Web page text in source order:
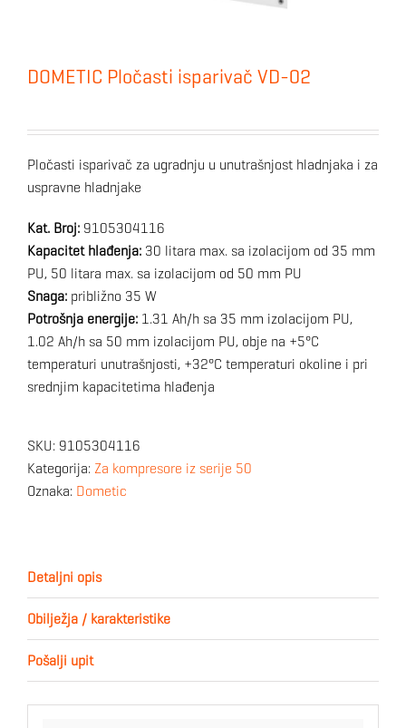
DOMETIC Pločasti isparivač VD-02
Pločasti isparivač za ugradnju u unutrašnjost hladnjaka i za
uspravne hladnjake
Kat. Broj: 9105304116
Kapacitet hlađenja: 30 litara max. sa izolacijom od 35 mm
PU, 50 litara max. sa izolacijom od 50 mm PU
Snaga: približno 35 W
Potrošnja energije: 1.31 Ah/h sa 35 mm izolacijom PU,
1.02 Ah/h sa 50 mm izolacijom PU, obje na +5°C
temperaturi unutrašnjosti, +32°C temperaturi okoline i pri
srednjim kapacitetima hlađenja
SKU: 9105304116
Kategorija: Za kompresore iz serije 50
Oznaka: Dometic
Detaljni opis
Obilježja / karakteristike
Pošalji upit